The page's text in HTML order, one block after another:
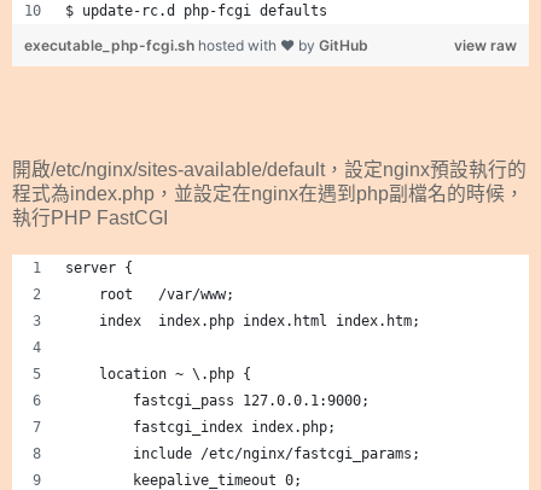
$ update-rc.d php-fcgi defaults
view raw
executable_php-fcgi.sh hosted with ❤ by GitHub
開啟/etc/nginx/sites-available/default，設定nginx預設執行的
程式為index.php，並設定在nginx在遇到php副檔名的時候，
執行PHP FastCGI
server {
    root   /var/www;
    index  index.php index.html index.htm;
    location ~ \.php {
        fastcgi_pass 127.0.0.1:9000;
        fastcgi_index index.php;
        include /etc/nginx/fastcgi_params;
        keepalive_timeout 0;